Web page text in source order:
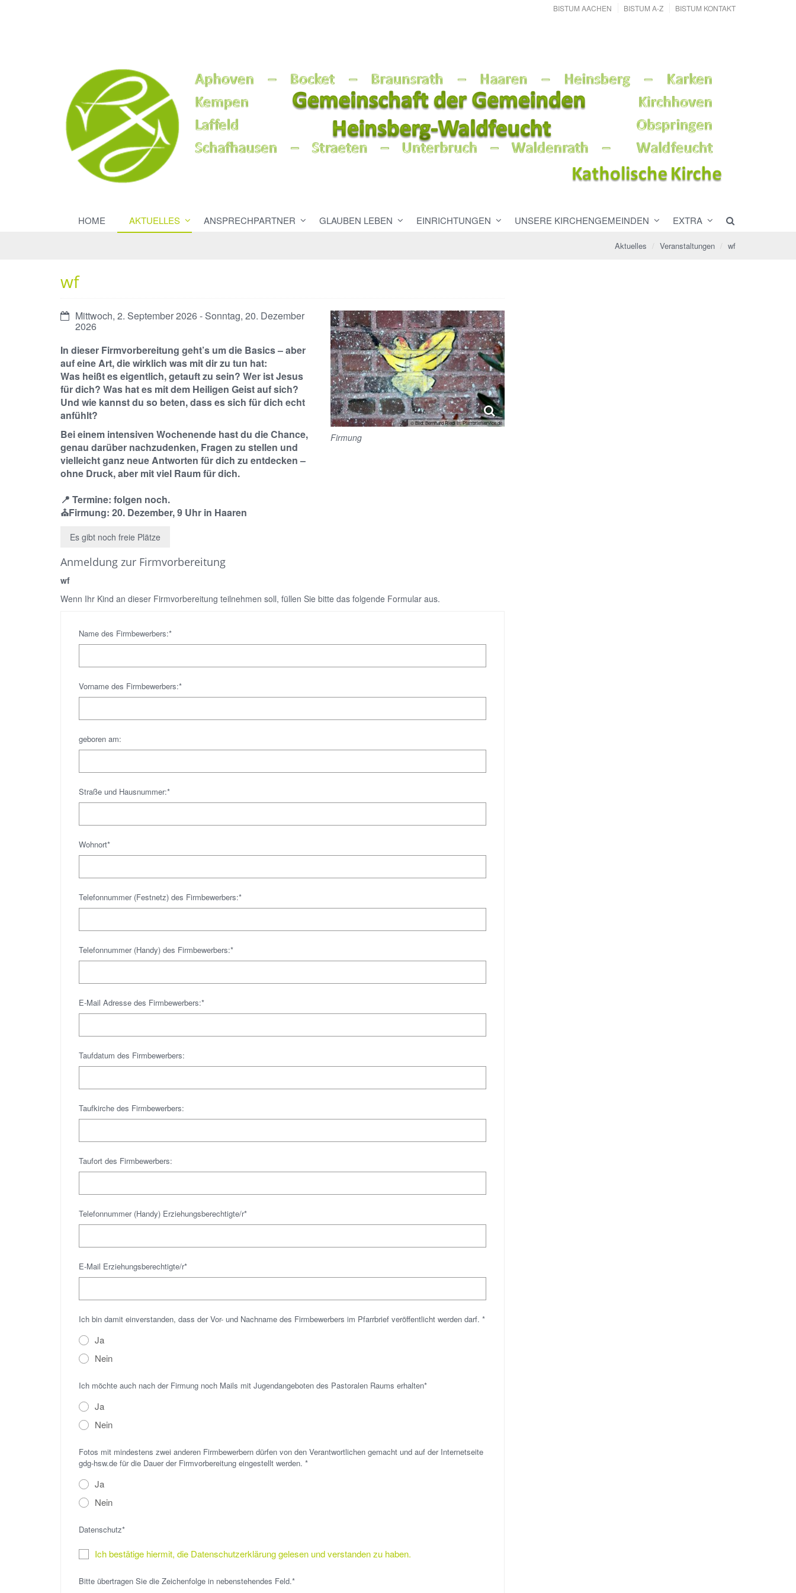
BISTUM AACHEN BISTUM A-Z BISTUM KONTAKT
HOME AKTUELLES ANSPRECHPARTNER GLAUBEN LEBEN EINRICHTUNGEN UNSERE KIRCHENGEMEINDEN EXTRA
Aktuelles Veranstaltungen wf
wf
© Bild: Bernhard Riedl In: Pfarrbriefservice.de
Firmung
Datum:Mittwoch, 2. September 2026 - Sonntag, 20. Dezember
2026
In dieser Firmvorbereitung geht’s um die Basics – aber
auf eine Art, die wirklich was mit dir zu tun hat:
Was heißt es eigentlich, getauft zu sein? Wer ist Jesus
für dich? Was hat es mit dem Heiligen Geist auf sich?
Und wie kannst du so beten, dass es sich für dich echt
anfühlt?
Bei einem intensiven Wochenende hast du die Chance,
genau darüber nachzudenken, Fragen zu stellen und
vielleicht ganz neue Antworten für dich zu entdecken –
ohne Druck, aber mit viel Raum für dich.
📍 Termine: folgen noch.
⛪Firmung: 20. Dezember, 9 Uhr in Haaren
Es gibt noch freie Plätze
Anmeldung zur Firmvorbereitung
wf
Wenn Ihr Kind an dieser Firmvorbereitung teilnehmen soll, füllen Sie bitte das folgende Formular aus.
Name des Firmbewerbers:*
Vorname des Firmbewerbers:*
geboren am:
Straße und Hausnummer:*
Wohnort*
Telefonnummer (Festnetz) des Firmbewerbers:*
Telefonnummer (Handy) des Firmbewerbers:*
E-Mail Adresse des Firmbewerbers:*
Taufdatum des Firmbewerbers:
Taufkirche des Firmbewerbers:
Taufort des Firmbewerbers:
Telefonnummer (Handy) Erziehungsberechtigte/r*
E-Mail Erziehungsberechtigte/r*
Ich bin damit einverstanden, dass der Vor- und Nachname des Firmbewerbers im Pfarrbrief veröffentlicht werden darf. *
Ja
Nein
Ich möchte auch nach der Firmung noch Mails mit Jugendangeboten des Pastoralen Raums erhalten*
Ja
Nein
Fotos mit mindestens zwei anderen Firmbewerbern dürfen von den Verantwortlichen gemacht und auf der Internetseite
gdg-hsw.de für die Dauer der Firmvorbereitung eingestellt werden. *
Ja
Nein
Datenschutz*
Ich bestätige hiermit, die Datenschutzerklärung gelesen und verstanden zu haben.
Bitte übertragen Sie die Zeichenfolge in nebenstehendes Feld.*